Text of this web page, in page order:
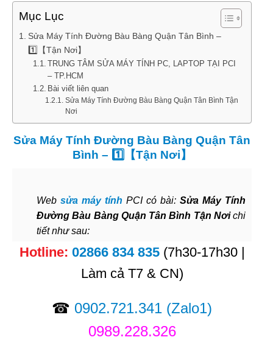
Mục Lục
Sửa Máy Tính Đường Bàu Bàng Quận Tân Bình –
1️⃣【Tận Nơi】
TRUNG TÂM SỬA MÁY TÍNH PC, LAPTOP TẠI PCI
– TP.HCM
Bài viết liên quan
Sửa Máy Tính Đường Bàu Bàng Quận Tân Bình Tận
Nơi
Sửa Máy Tính Đường Bàu Bàng Quận Tân
Bình – 1️⃣【Tận Nơi】
Web sửa máy tính PCI có bài: Sửa Máy Tính
Đường Bàu Bàng Quận Tân Bình Tận Nơichi
tiết như sau:
Hotline: 02866 834 835 (7h30-17h30 |
Làm cả T7 & CN)
☎ 0902.721.341 (Zalo1)
0989.228.326